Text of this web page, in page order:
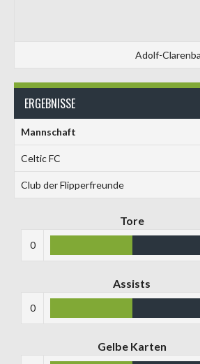
Adolf-
ERGEBNISSE
Mannschaft
Celtic FC
Club der Flipperfreunde
Tore
0
Assists
0
Gelbe Karten